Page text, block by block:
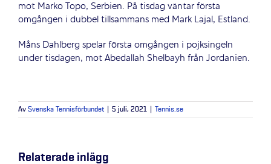
mot Marko Topo, Serbien. På tisdag väntar första
omgången i dubbel tillsammans med Mark Lajal, Estland.
Måns Dahlberg spelar första omgången i pojksingeln
under tisdagen, mot Abedallah Shelbayh från Jordanien.
Av Svenska Tennisförbundet 5 juli, 2021 Tennis.se
Relaterade inlägg